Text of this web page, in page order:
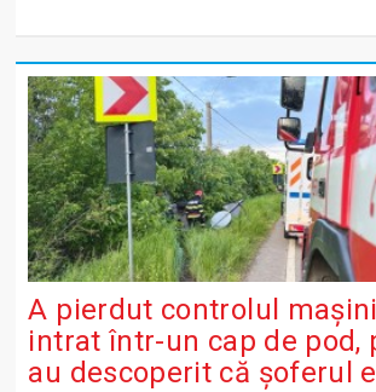
A pierdut controlul
intrat într-un cap de pod,
au descoperit că șoferul